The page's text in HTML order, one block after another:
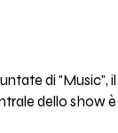
di
dello show